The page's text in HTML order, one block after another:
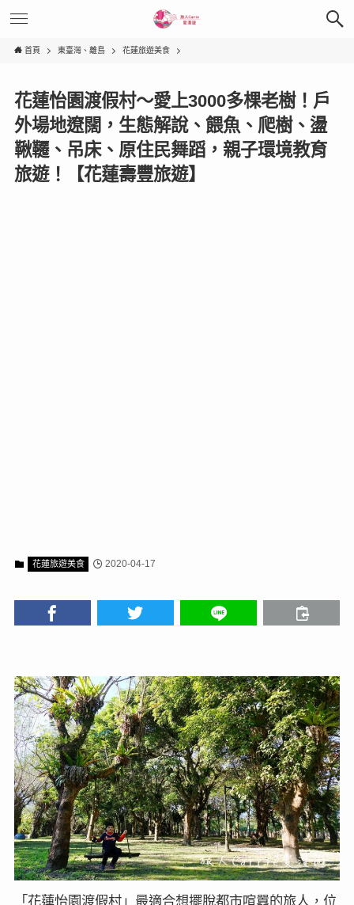
首頁 東臺灣、離島 花蓮旅遊美食
花蓮怡園渡假村〜愛上3000多棵老樹！戶
外場地遼闊，生態解說、餵魚、爬樹、盪
鞦韆、吊床、原住民舞蹈，親子環境教育
旅遊！【花蓮壽豐旅遊】
花蓮旅遊美食 2020-04-17
「花蓮怡園渡假村」最適合想擺脫都市喧囂的旅人，位